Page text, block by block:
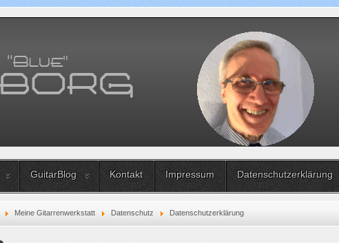
GuitarBlog Kontakt Impressum Datenschutzerklärung
Meine Gitarrenwerkstatt Datenschutz Datenschutzerklärung